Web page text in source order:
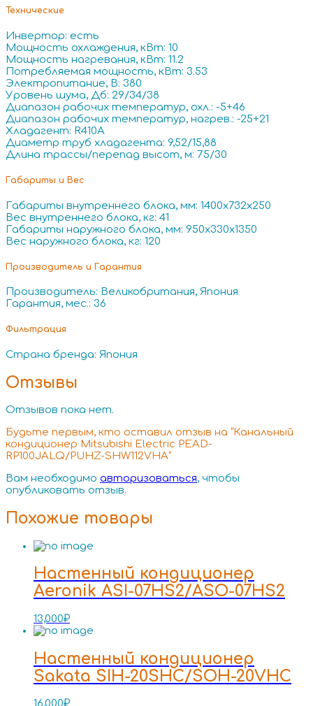
Технические
Инвертор: есть
Мощность охлаждения, кВт: 10
Мощность нагревания, кВт: 11.2
Потребляемая мощность, кВт: 3.53
Электропитание, В: 380
Уровень шума, Дб: 29/34/38
Диапазон рабочих температур, охл.: -5+46
Диапазон рабочих температур, нагрев.: -25+21
Хладагент: R410A
Диаметр труб хладагента: 9,52/15,88
Длина трассы/перепад высот, м: 75/30
Габариты и Вес
Габариты внутреннего блока, мм: 1400x732x250
Вес внутреннего блока, кг: 41
Габариты наружного блока, мм: 950x330x1350
Вес наружного блока, кг: 120
Производитель и Гарантия
Производитель: Великобритания, Япония
Гарантия, мес.: 36
Фильтрация
Страна бренда: Япония
Отзывы
Отзывов пока нет.
Будьте первым, кто оставил отзыв на “Канальный
кондиционер Mitsubishi Electric PEAD-
RP100JALQ/PUHZ-SHW112VHA”
Вам необходимо авторизоваться, чтобы
опубликовать отзыв.
Похожие товары
Настенный кондиционер
Aeronik ASI-07HS2/ASO-07HS2
13,000₽
Настенный кондиционер
Sakata SIH-20SHC/SOH-20VHC